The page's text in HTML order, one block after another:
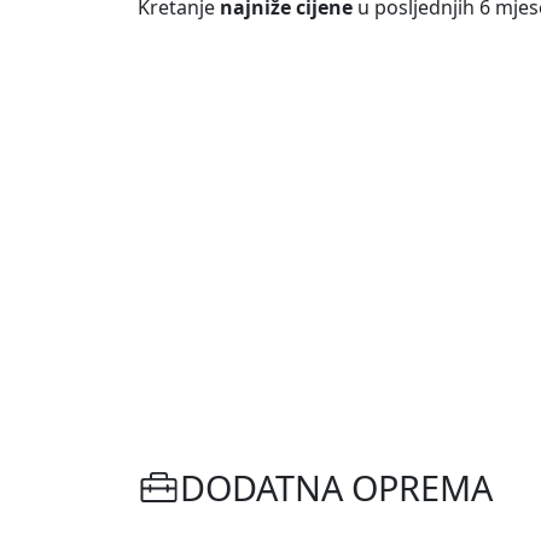
Kretanje najniže cijene u posljednjih 6
DODATNA OPREMA